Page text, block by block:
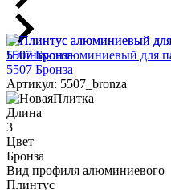
Плинтус алюминиевый для
5507 Бронза
Артикул: 5507_bronza
Длина
3
Цвет
Бронза
Вид профиля алюминиевого
Плинтус